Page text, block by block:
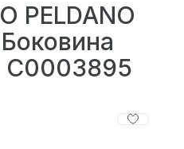
PELDANO
С0003895